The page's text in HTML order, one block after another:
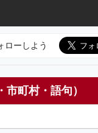
ローしよう
市町村・語句）